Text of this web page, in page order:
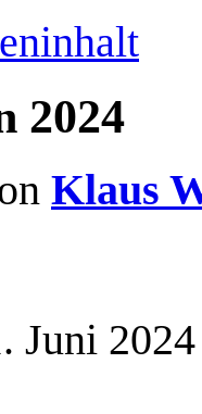
2024
Klaus
Juni 2024